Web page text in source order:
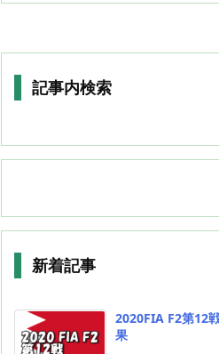
記事内検索
新着記事
2020FIA F2第12
果